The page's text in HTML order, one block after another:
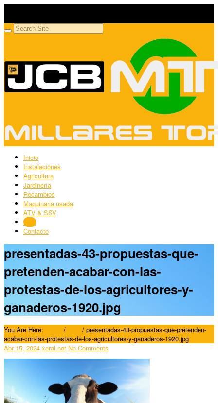
Inicio
Instalaciones
Agricultura
Jardinería
Recambios
Maquinaria usada
ATV & SSV
Blog
Contacto
presentadas-43-propuestas-que-
pretenden-acabar-con-las-
protestas-de-los-agricultores-y-
ganaderos-1920.jpg
You Are Here: / / presentadas-43-propuestas-que-pretenden-
acabar-con-las-protestas-de-los-agricultores-y-ganaderos-1920.jpg
Abr 15, 2024 xeral.net No Comments